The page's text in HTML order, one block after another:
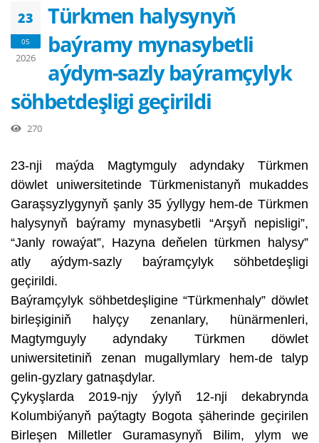
23
05
2026
Türkmen halysynyň
baýramy mynasybetli
aýdym-sazly baýramçylyk
söhbetdeşligi geçirildi
270
23-nji maýda Magtymguly adyndaky Türkmen
döwlet uniwersitetinde Türkmenistanyň mukaddes
Garaşsyzlygynyň şanly 35 ýyllygy hem-de Türkmen
halysynyň baýramy mynasybetli “Arşyň nepisligi”,
“Janly rowaýat”, Hazyna deňelen türkmen halysy”
atly aýdym-sazly baýramçylyk söhbetdeşligi
geçirildi.
Baýramçylyk söhbetdeşligine “Türkmenhaly” döwlet
birleşiginiň halyçy zenanlary, hünärmenleri,
Magtymguyly adyndaky Türkmen döwlet
uniwersitetiniň zenan mugallymlary hem-de talyp
gelin-gyzlary gatnaşdylar.
Çykyşlarda 2019-njy ýylyň 12-nji dekabrynda
Kolumbiýanyň paýtagty Bogota şäherinde geçirilen
Birleşen Milletler Guramasynyň Bilim, ylym we